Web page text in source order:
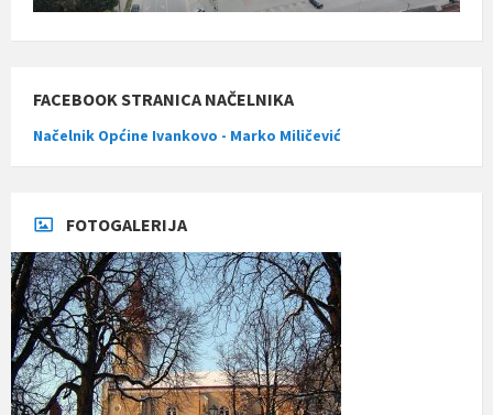
FACEBOOK STRANICA NAČELNIKA
Načelnik Općine Ivankovo - Marko Miličević
FOTOGALERIJA